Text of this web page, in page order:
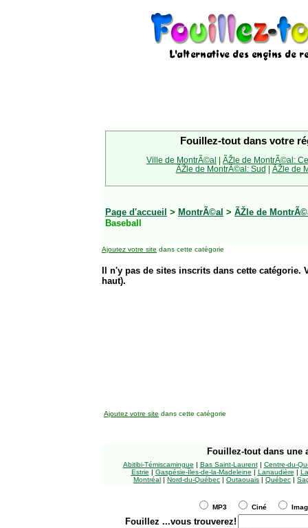
Fouillez-tout dans votre
Ville de MontrÃ©al | ÃŽle de MontrÃ©al:
ÃŽle de MontrÃ©al: Sud | ÃŽle de
Page d'accueil > MontrÃ©al > ÃŽle de
Baseball
Ajoutez votre site dans cette catégorie
Il n'y pas de sites inscrits dans cette
haut).
Ajoutez votre site dans cette catégorie
Fouillez-tout dans une
Abitibi-Témiscamingue | Bas Saint-Laurent| Centre-du-
Estrie | Gaspésie-Îles-de-la-Madeleine | Lanaudière |
Montréal | Nord-du-Québec | Outaouais | Québec |
MP3 Ciné
Fouillez ...vous trouverez!